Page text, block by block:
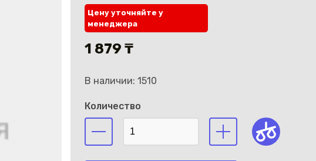
Цену уточняйте у
менеджера
1 879 ₸
В наличии: 1510
Количество